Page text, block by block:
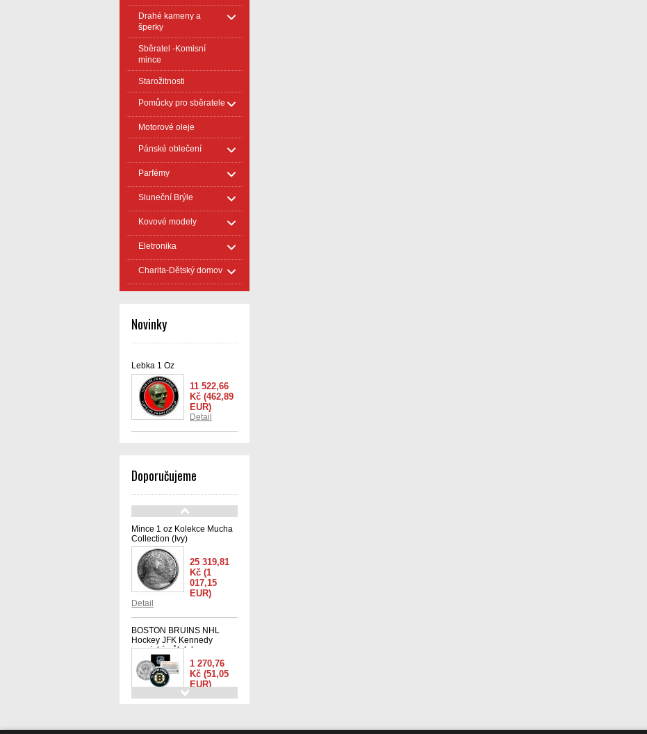
Drahé kameny a
šperky
Sběratel -Komisní
mince
Starožitnosti
Pomůcky pro sběratele
Motorové oleje
Pánské oblečení
Parfémy
Sluneční Brýle
Kovové modely
Eletronika
Charita-Dětský domov
Novinky
Lebka 1 Oz
11 522,66
Kč (462,89
EUR)
Detail
Doporučujeme
Mince 1 oz Kolekce Mucha
Collection (Ivy)
25 319,81
Kč (1
017,15
EUR)
Detail
BOSTON BRUINS NHL
Hockey JFK Kennedy
americký půl dolaru -
oficiálně licencovaná
1 270,76
Kč (51,05
EUR)
sada 6 ks